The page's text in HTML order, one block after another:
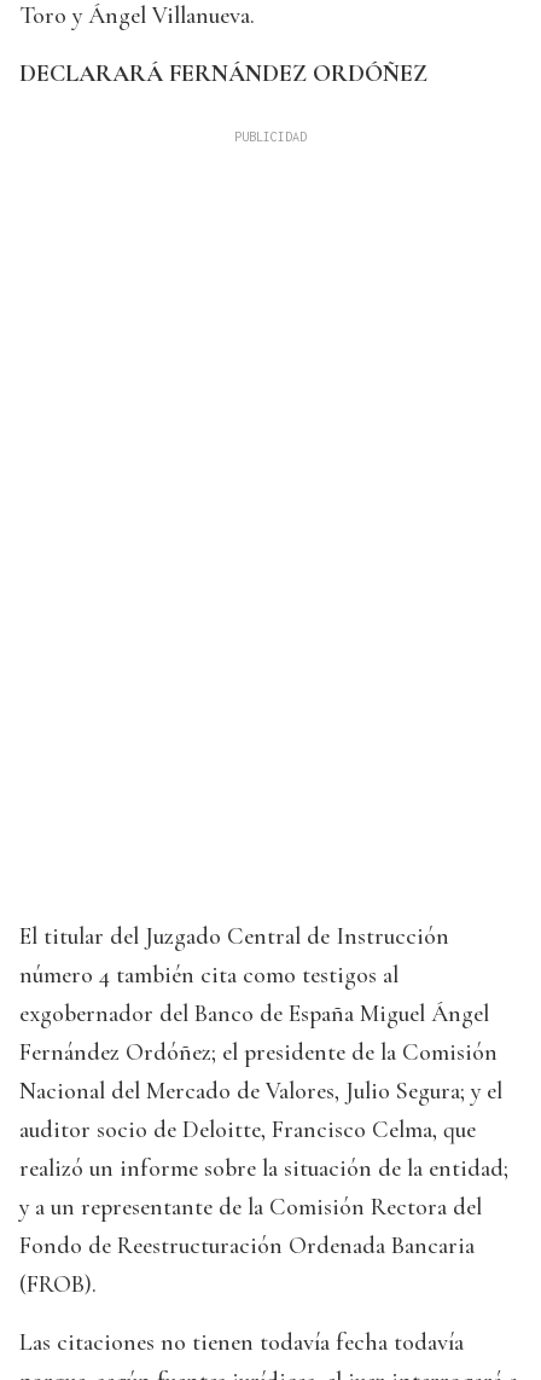
Toro y Ángel Villanueva.
DECLARARÁ FERNÁNDEZ ORDÓÑEZ
El titular del Juzgado Central de Instrucción
número 4 también cita como testigos al
exgobernador del Banco de España Miguel Ángel
Fernández Ordóñez; el presidente de la Comisión
Nacional del Mercado de Valores, Julio Segura; y el
auditor socio de Deloitte, Francisco Celma, que
realizó un informe sobre la situación de la entidad;
y a un representante de la Comisión Rectora del
Fondo de Reestructuración Ordenada Bancaria
(FROB).
Las citaciones no tienen todavía fecha todavía